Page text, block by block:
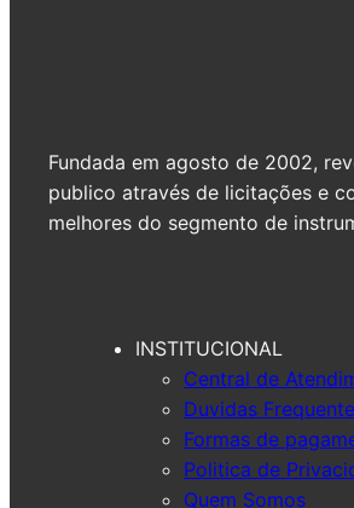
Fundada em agosto de 2002,
publico através de licitações e
melhores do segmento de
INSTITUCIONAL
Central de
Duvidas
Formas de
Politica de
Quem Somos